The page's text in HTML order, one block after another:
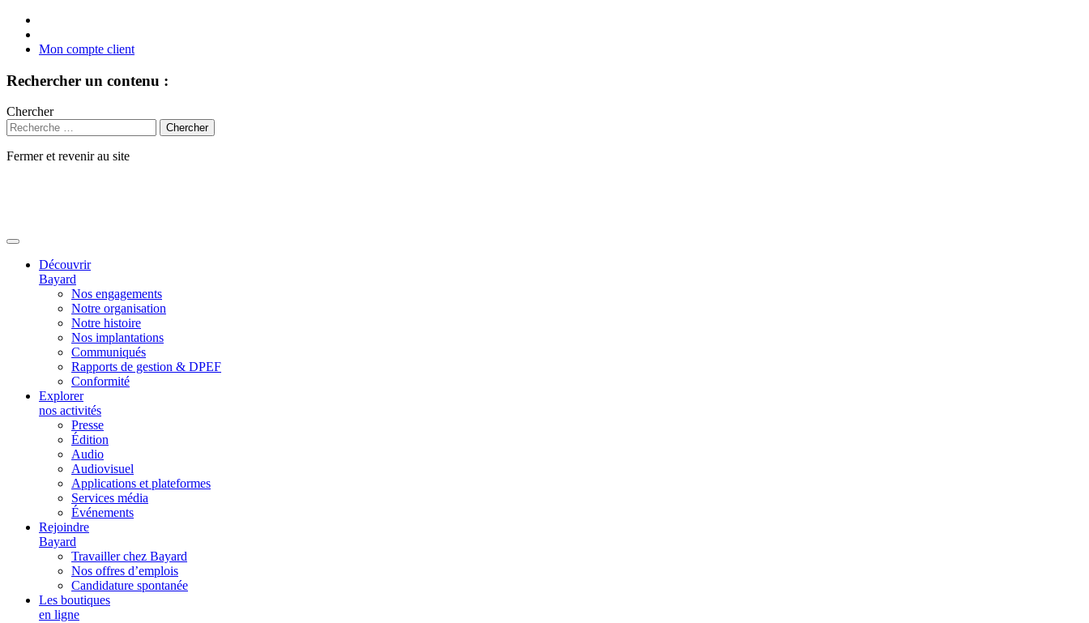
Mon compte client
Rechercher un contenu :
Chercher
Fermer et revenir au site
Découvrir
Bayard
Nos engagements
Notre organisation
Notre histoire
Nos implantations
Communiqués
Rapports de gestion & DPEF
Conformité
Explorer
nos activités
Presse
Édition
Audio
Audiovisuel
Applications et plateformes
Services média
Événements
Rejoindre
Bayard
Travailler chez Bayard
Nos offres d’emplois
Candidature spontanée
Les boutiques
en ligne